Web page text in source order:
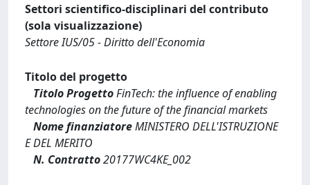
Settori scientifico-disciplinari del contributo
(sola visualizzazione)
Settore IUS/05 - Diritto dell'Economia
Titolo del progetto
Titolo ProgettoFinTech: the influence of enabling
technologies on the future of the financial markets
Nome finanziatoreMINISTERO DELL'ISTRUZIONE
E DEL MERITO
N. Contratto20177WC4KE_002